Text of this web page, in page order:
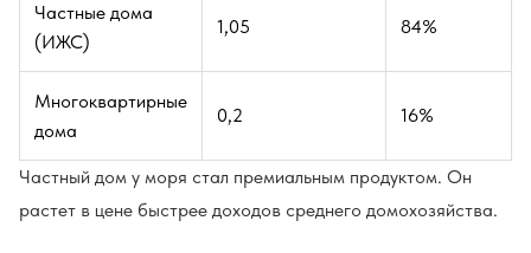
Частные дома
(ИЖС)
1,05 84%
Многоквартирные
дома
0,2 16%
Частный дом у моря стал премиальным продуктом. Он
растет в цене быстрее доходов среднего домохозяйства.